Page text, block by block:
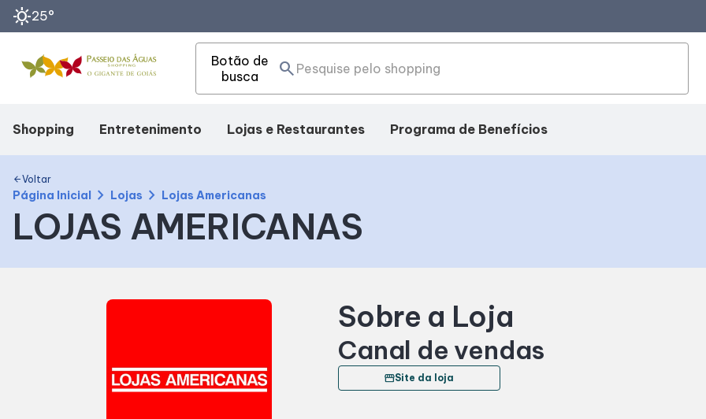
sunny25°
Botão de
busca
search
Shopping
Mapa Interno
Como Chegar
Facilidades
Entretenimento
Eventos
Fique Por Dentro
Lojas e Restaurantes
Alimentação
Programa de Benefícios
arrow_backVoltar
Página Inicial chevron_right Lojas chevron_right Lojas Americanas
LOJAS AMERICANAS
Sobre a Loja
Canal de vendas
storefrontSite da loja